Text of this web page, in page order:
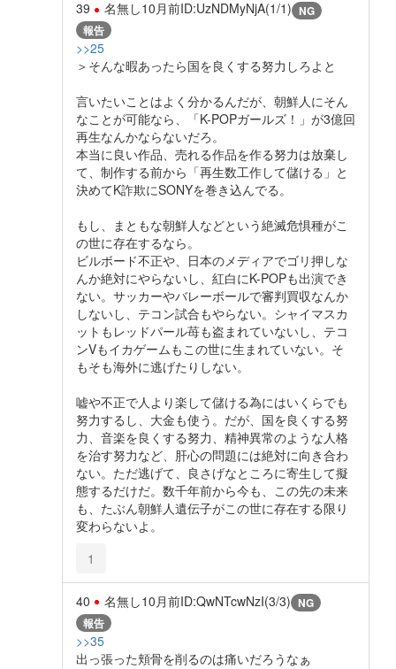
39 名無し10月前ID:UzNDMyNjA(1/1) NG
報告
>>25
＞そんな暇あったら国を良くする努力しろよと
言いたいことはよく分かるんだが、朝鮮人にそん
なことが可能なら、「K-POPガールズ！」が3億回
再生なんかならないだろ。
本当に良い作品、売れる作品を作る努力は放棄し
て、制作する前から「再生数工作して儲ける」と
決めてK詐欺にSONYを巻き込んでる。
もし、まともな朝鮮人などという絶滅危惧種がこ
の世に存在するなら。
ビルボード不正や、日本のメディアでゴリ押しな
んか絶対にやらないし、紅白にK-POPも出演でき
ない。サッカーやバレーボールで審判買収なんか
しないし、テコン試合もやらない。シャイマスカ
ットもレッドパール苺も盗まれていないし、テコ
ンVもイカゲームもこの世に生まれていない。そ
もそも海外に逃げたりしない。
嘘や不正で人より楽して儲ける為にはいくらでも
努力するし、大金も使う。だが、国を良くする努
力、音楽を良くする努力、精神異常のような人格
を治す努力など、肝心の問題には絶対に向き合わ
ない。ただ逃げて、良さげなところに寄生して擬
態するだけだ。数千年前から今も、この先の未来
も、たぶん朝鮮人遺伝子がこの世に存在する限り
変わらないよ。
1
40 名無し10月前ID:QwNTcwNzI(3/3) NG
報告
>>35
出っ張った頬骨を削るのは痛いだろうなぁ